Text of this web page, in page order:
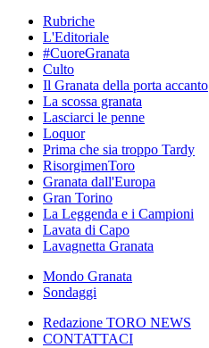
Rubriche
L'Editoriale
#CuoreGranata
Culto
Il Granata della porta accanto
La scossa granata
Lasciarci le penne
Loquor
Prima che sia troppo Tardy
RisorgimenToro
Granata dall'Europa
Gran Torino
La Leggenda e i Campioni
Lavata di Capo
Lavagnetta Granata
Mondo Granata
Sondaggi
Redazione TORO NEWS
CONTATTACI